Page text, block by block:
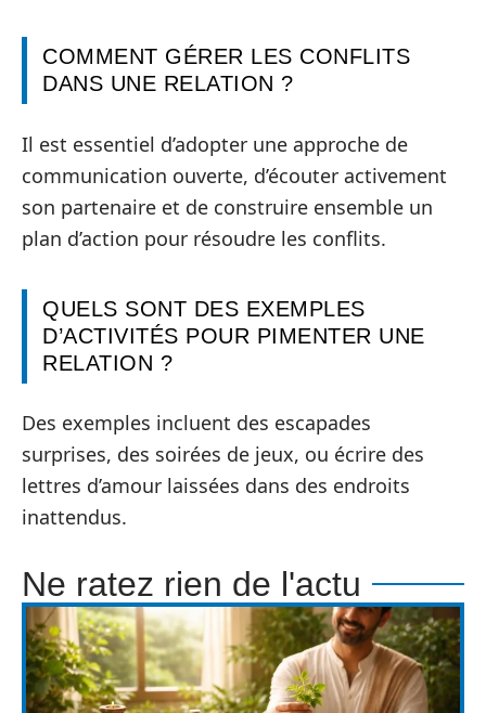
COMMENT GÉRER LES CONFLITS
DANS UNE RELATION ?
Il est essentiel d’adopter une approche de
communication ouverte, d’écouter activement
son partenaire et de construire ensemble un
plan d’action pour résoudre les conflits.
QUELS SONT DES EXEMPLES
D’ACTIVITÉS POUR PIMENTER UNE
RELATION ?
Des exemples incluent des escapades
surprises, des soirées de jeux, ou écrire des
lettres d’amour laissées dans des endroits
inattendus.
Ne ratez rien de l'actu